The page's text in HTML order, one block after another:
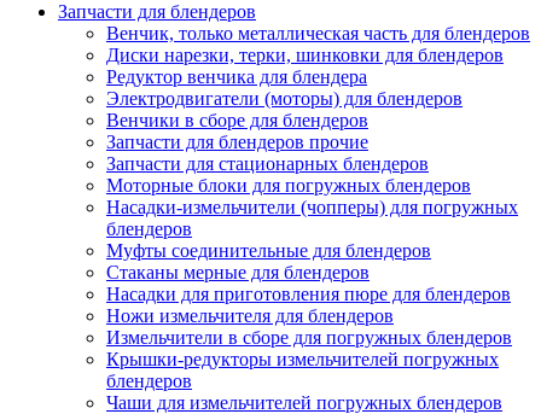
Запчасти для блендеров
Венчик, только металлическая часть для блендеров
Диски нарезки, терки, шинковки для блендеров
Редуктор венчика для блендера
Электродвигатели (моторы) для блендеров
Венчики в сборе для блендеров
Запчасти для блендеров прочие
Запчасти для стационарных блендеров
Моторные блоки для погружных блендеров
Насадки-измельчители (чопперы) для погружных
блендеров
Муфты соединительные для блендеров
Стаканы мерные для блендеров
Насадки для приготовления пюре для блендеров
Ножи измельчителя для блендеров
Измельчители в сборе для погружных блендеров
Крышки-редукторы измельчителей погружных
блендеров
Чаши для измельчителей погружных блендеров